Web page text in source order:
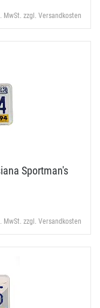
MwSt. zzgl. Versandkosten
Sportman's
MwSt. zzgl. Versandkosten